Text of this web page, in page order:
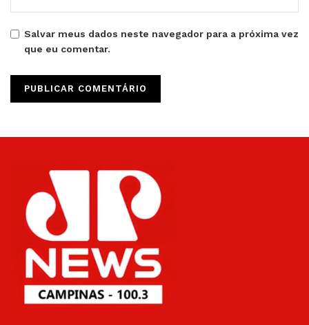
Salvar meus dados neste navegador para a próxima vez
que eu comentar.